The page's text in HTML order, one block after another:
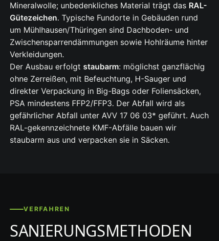
Mineralwolle; unbedenkliches Material trägt das RAL-
Gütezeichen. Typische Fundorte in Gebäuden rund
um Mühlhausen/Thüringen sind Dachboden- und
Zwischensparrendämmungen sowie Hohlräume hinter
Verkleidungen.
Der Ausbau erfolgt staubarm: möglichst ganzflächig
ohne Zerreißen, mit Befeuchtung, H-Sauger und
direkter Verpackung in Big-Bags oder Foliensäcken,
PSA mindestens FFP2/FFP3. Der Abfall wird als
gefährlicher Abfall unter AVV 17 06 03* geführt. Auch
RAL-gekennzeichnete KMF-Abfälle bauen wir
staubarm aus und verpacken sie in Säcken.
VERFAHREN
SANIERUNGSMETHODEN